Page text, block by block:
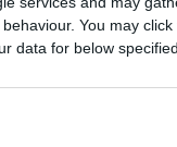
You may
data for below
si sia trattato di
avvocati e il